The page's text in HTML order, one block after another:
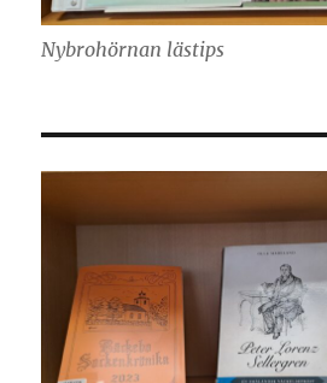
Nybrohörnan lästips